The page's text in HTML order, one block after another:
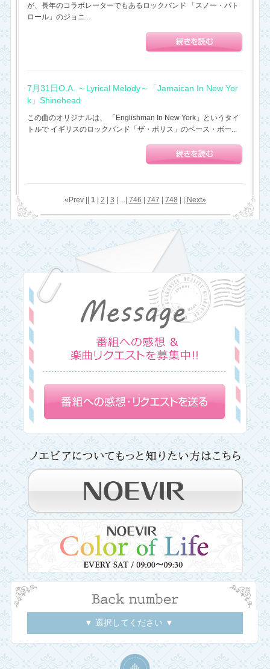
が、長年のコラボレーターでもあるロックバンド 「スノー・パト
ロール」のジョニ...
7月31日O.A. ～Lyrical Melody～「Jamaican In New Yor
k」Shinehead
この曲のオリジナルは、 「Englishman In New York」というタイ
トルで イギリスのロックバンド「ザ・ポリス」のベース・ボー...
«Prev || 1| 2 3 | ...| 746 747 748 Next»